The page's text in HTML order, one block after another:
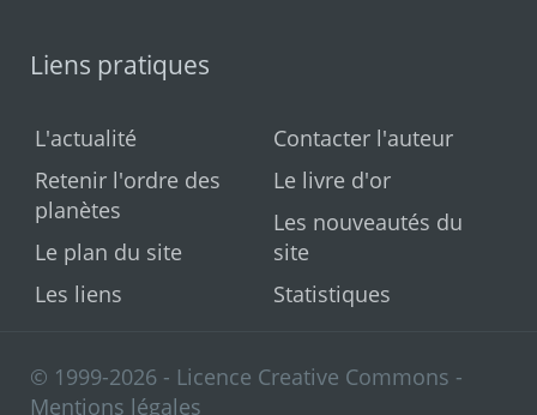
Liens pratiques
L'actualité
Retenir l'ordre des
planètes
Le plan du site
Les liens
Contacter l'auteur
Le livre d'or
Les nouveautés du
site
Statistiques
© 1999-2026 - Licence Creative Commons -
Mentions légales